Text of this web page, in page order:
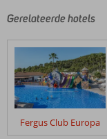
Gerelateerde hotels
Fergus Club Europa